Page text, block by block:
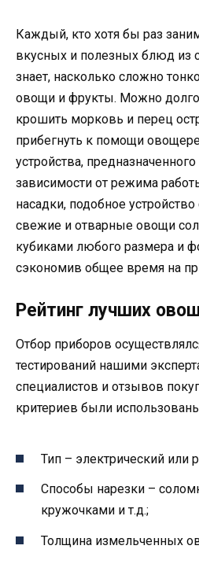
Каждый, кто хотя бы раз
вкусных и полезных блюд из
знает, насколько сложно
овощи и фрукты. Можно долго
крошить морковь и перец
прибегнуть к помощи
устройства,
зависимости от режима
насадки, подобное
свежие и отварные овощи
кубиками любого размера и
сэкономив общее время на
Рейтинг лучших
Отбор приборов
тестирований нашими
специалистов и отзывов
критериев были
Тип – электрический или
Способы нарезки –
кружочками и т.д.;
Толщина измельченных